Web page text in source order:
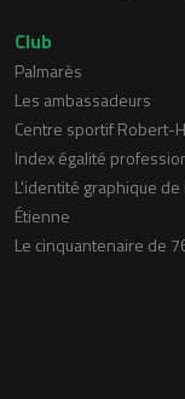
Club
Palmarès
Les ambassadeurs
Centre sportif Robert-
Index égalité
L'identité graphique de
Étienne
Le cinquantenaire de